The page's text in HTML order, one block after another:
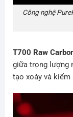
Công nghệ
T700 Raw
giữa trọng lượng
tạo xoáy và kiểm